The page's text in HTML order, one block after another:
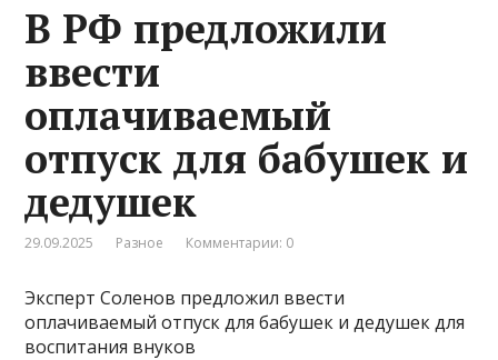
В РФ предложили
ввести
оплачиваемый
отпуск для бабушек и
дедушек
29.09.2025 Разное Комментарии: 0
Эксперт Соленов предложил ввести
оплачиваемый отпуск для бабушек и дедушек для
воспитания внуков